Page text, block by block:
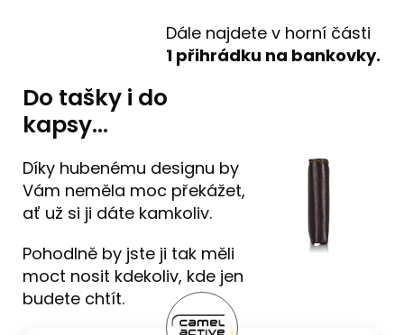
Dále najdete v horní části
1 přihrádku na bankovky.
Do tašky i do
kapsy...
Díky hubenému designu by
Vám neměla moc překážet,
ať už si ji dáte kamkoliv.
Pohodlně by jste ji tak měli
moct nosit kdekoliv, kde jen
budete chtít.